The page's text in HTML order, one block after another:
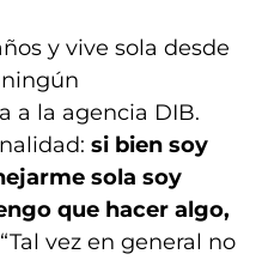
y vive sola desde
ningún
a la agencia DIB.
si bien soy
sola soy
que hacer algo,
vez en general no